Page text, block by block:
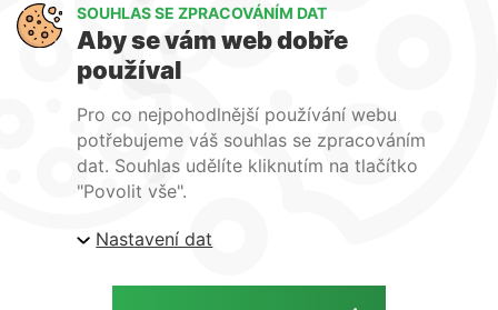
O nás
Kontakty
| ARTlighting.cz, Komenského 427 Újezd u Brna, 664
SOUHLAS SE ZPRACOVÁNÍM DAT
Aby se vám web dobře
používal
Pro co nejpohodlnější používání webu
potřebujeme váš souhlas se zpracováním
dat. Souhlas udělíte kliknutím na tlačítko
"Povolit vše".
Nastavení dat